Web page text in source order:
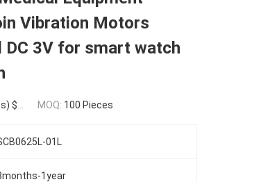
Vibration Motors
DC 3V for smart watch
Pieces) MOQ: 100 Pieces
01L
1year